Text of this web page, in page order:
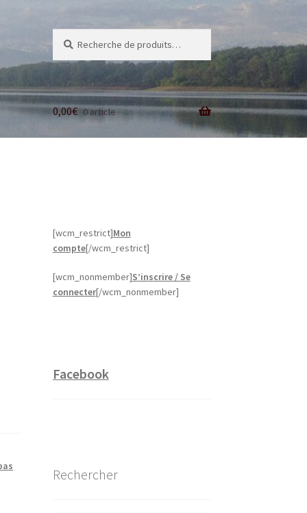
pour :
0,00€ 0 article
[wcm_restrict]Mon
compte[/wcm_restrict]
[wcm_nonmember]S’inscrire / Se
connecter[/wcm_nonmember]
Facebook
Rechercher